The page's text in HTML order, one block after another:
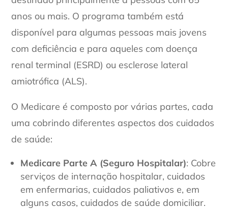
anos ou mais. O programa também está
disponível para algumas pessoas mais jovens
com deficiência e para aqueles com doença
renal terminal (ESRD) ou esclerose lateral
amiotrófica (ALS).
O Medicare é composto por várias partes, cada
uma cobrindo diferentes aspectos dos cuidados
de saúde:
Medicare Parte A (Seguro Hospitalar): Cobre
serviços de internação hospitalar, cuidados
em enfermarias, cuidados paliativos e, em
alguns casos, cuidados de saúde domiciliar.